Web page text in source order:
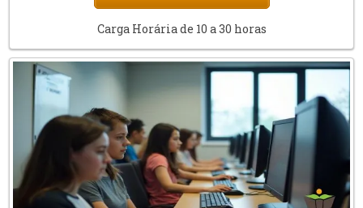
Carga Horária de 10 a 30 horas